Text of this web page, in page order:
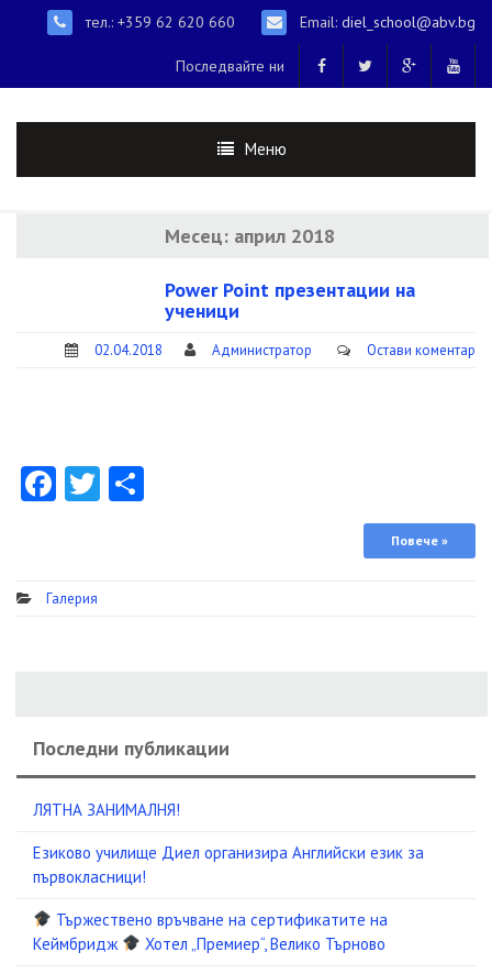
тел.: +359 62 620 660 Email: diel_school@abv.bg
Последвайте ни
Меню
Месец: април 2018
Power Point презентации на
ученици
02.04.2018 Администратор Остави коментар
Facebook
Twitter
Повече »
Галерия
Последни публикации
ЛЯТНА ЗАНИМАЛНЯ!
Езиково училище Диел организира Английски език за
първокласници!
Тържествено връчване на сертификатите на
Кеймбридж
Хотел „Премиер“, Велико Търново